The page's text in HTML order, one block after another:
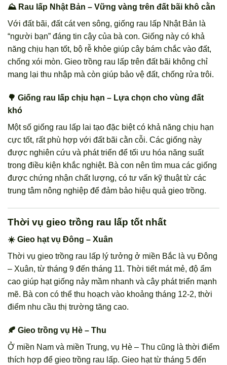
⛰️ Rau lấp Nhật Bản – Vững vàng trên đất bãi khô cằn
Với đất bãi, đất cát ven sông, giống rau lấp Nhật Bản là
“người bạn” đáng tin cậy của bà con. Giống này có khả
năng chịu hạn tốt, bộ rễ khỏe giúp cây bám chắc vào đất,
chống xói mòn. Gieo trồng rau lấp trên đất bãi không chỉ
mang lại thu nhập mà còn giúp bảo vệ đất, chống rửa trôi.
🌳 Giống rau lấp chịu hạn – Lựa chọn cho vùng đất
khó
Một số giống rau lấp lai tạo đặc biệt có khả năng chịu hạn
cực tốt, rất phù hợp với đất bãi cằn cỗi. Các giống này
được nghiên cứu và phát triển để tối ưu hóa năng suất
trong điều kiện khắc nghiệt. Bà con nên tìm mua các giống
được chứng nhận chất lượng, có tư vấn kỹ thuật từ các
trung tâm nông nghiệp để đảm bảo hiệu quả gieo trồng.
Thời vụ gieo trồng rau lấp tốt nhất
☀️ Gieo hạt vụ Đông – Xuân
Thời vụ gieo trồng rau lấp lý tưởng ở miền Bắc là vụ Đông
– Xuân, từ tháng 9 đến tháng 11. Thời tiết mát mẻ, độ ẩm
cao giúp hạt giống nảy mầm nhanh và cây phát triển mạnh
mẽ. Bà con có thể thu hoạch vào khoảng tháng 12-2, thời
điểm nhu cầu thị trường tăng cao.
🍂 Gieo trồng vụ Hè – Thu
Ở miền Nam và miền Trung, vụ Hè – Thu cũng là thời điểm
thích hợp để gieo trồng rau lấp. Gieo hạt từ tháng 5 đến